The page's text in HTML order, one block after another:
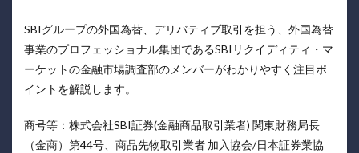
SBIグループの外国為替、デリバティブ取引を担う、外国為替
事業のプロフェッショナル集団であるSBIリクイディティ・マ
ーケットの金融市場調査部のメンバーがわかりやすく注目ポ
イントを解説します。
商号等：株式会社SBI証券(金融商品取引業者) 関東財務局長
（金商）第44号、商品先物取引業者 加入協会/日本証券業協